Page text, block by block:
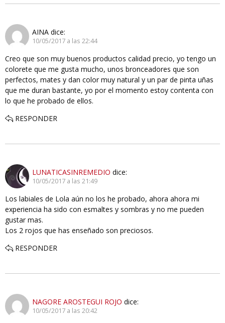
AINA dice:
10/05/2017 a las 22:44
Creo que son muy buenos productos calidad precio, yo tengo un
colorete que me gusta mucho, unos bronceadores que son
perfectos, mates y dan color muy natural y un par de pinta uñas
que me duran bastante, yo por el momento estoy contenta con
lo que he probado de ellos.
RESPONDER
LUNATICASINREMEDIO dice:
10/05/2017 a las 21:49
Los labiales de Lola aún no los he probado, ahora ahora mi
experiencia ha sido con esmaltes y sombras y no me pueden
gustar mas.
Los 2 rojos que has enseñado son preciosos.
RESPONDER
NAGORE AROSTEGUI ROJO dice:
10/05/2017 a las 20:42